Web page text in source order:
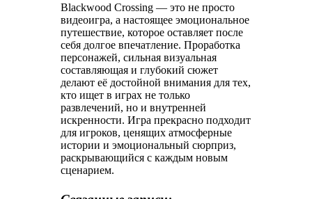
Blackwood Crossing — это не просто
видеоигра, а настоящее эмоциональное
путешествие, которое оставляет после
себя долгое впечатление. Проработка
персонажей, сильная визуальная
составляющая и глубокий сюжет
делают её достойной внимания для тех,
кто ищет в играх не только
развлечений, но и внутренней
искренности. Игра прекрасно подходит
для игроков, ценящих атмосферные
истории и эмоциональный сюрприз,
раскрывающийся с каждым новым
сценарием.